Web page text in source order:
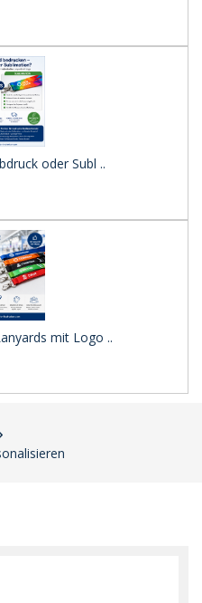
oder Subl ..
mit Logo ..